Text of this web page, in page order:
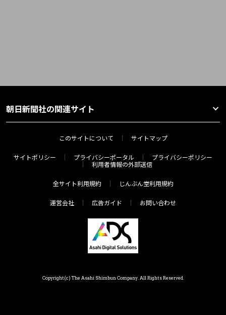
朝日新聞社の関連サイト
このサイトについて サイトマップ
サイトポリシー プライバシーポータル
プライバシーポリシー
利用者情報の外部送信
全サイト利用規約 じんぶん堂利用規約
運営会社 広告ガイド お問い合わせ
Copyright(c) The Asahi Shimbun Company. All Rights Reserved.